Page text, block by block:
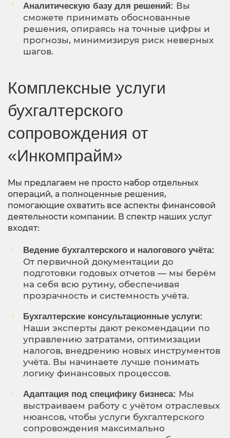
Аналитическую базу для решений: Вы
сможете принимать обоснованные
решения, опираясь на точные цифры и
прогнозы, минимизируя риск неверных
шагов.
Комплексные услуги
бухгалтерского
сопровождения от
«Инкомпрайм»
Мы предлагаем не просто набор отдельных
операций, а полноценные решения,
помогающие охватить все аспекты финансовой
деятельности компании. В спектр наших услуг
входят:
Ведение бухгалтерского и налогового учёта:
От первичной документации до
подготовки годовых отчетов — мы берём
на себя всю рутину, обеспечивая
прозрачность и системность учёта.
Бухгалтерские консультационные услуги:
Наши эксперты дают рекомендации по
управлению затратами, оптимизации
налогов, внедрению новых инструментов
учёта. Вы начинаете лучше понимать
логику финансовых процессов.
Адаптация под специфику бизнеса: Мы
выстраиваем работу с учётом отраслевых
нюансов, чтобы услуги бухгалтерского
сопровождения максимально